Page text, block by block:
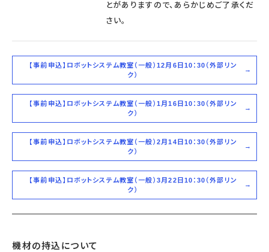
とがありますので、あらかじめご了承くだ
さい。
【事前申込】ロボットシステム教室（一般）12月6日10：30（外部リン
ク）
【事前申込】ロボットシステム教室（一般）1月16日10：30（外部リン
ク）
【事前申込】ロボットシステム教室（一般）2月14日10：30（外部リン
ク）
【事前申込】ロボットシステム教室（一般）3月22日10：30（外部リン
ク）
機材の持込について